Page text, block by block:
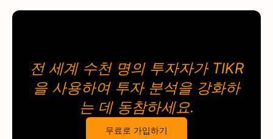
전 세계 수천 명의 투자자가 TIKR
을 사용하여 투자 분석을 강화하
는 데 동참하세요.
무료로 가입하기